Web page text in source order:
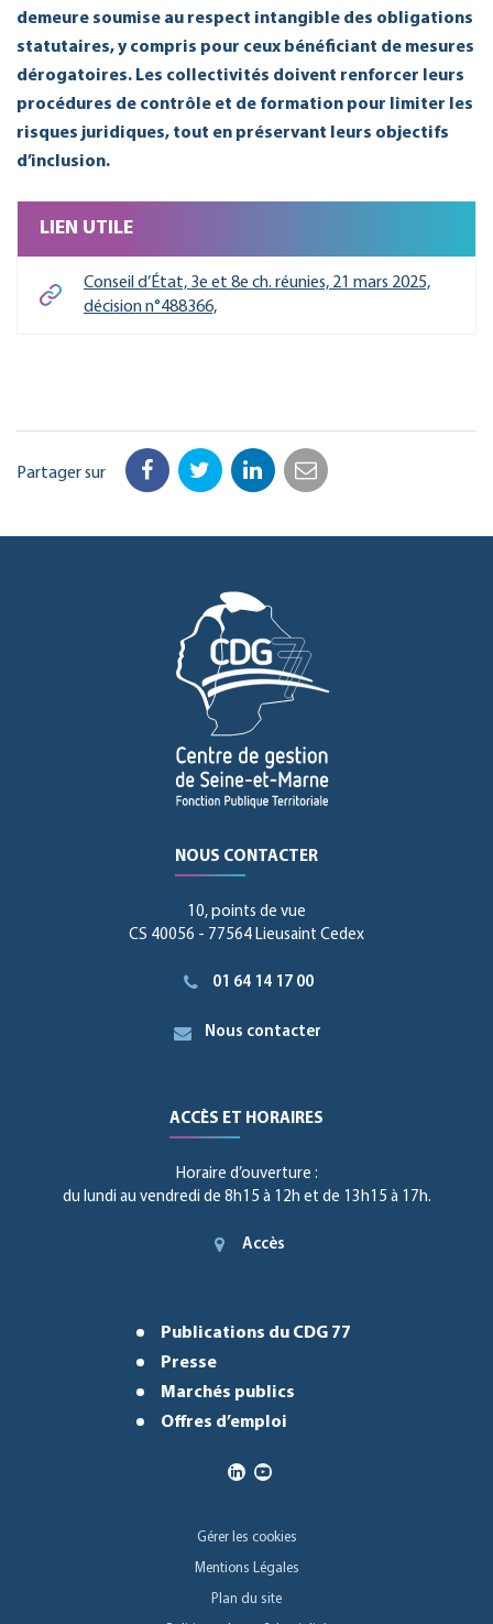
demeure soumise au respect intangible des obligations
statutaires, y compris pour ceux bénéficiant de mesures
dérogatoires. Les collectivités doivent renforcer leurs
procédures de contrôle et de formation pour limiter les
risques juridiques, tout en préservant leurs objectifs
d’inclusion.
LIEN UTILE
Conseil d’État, 3e et 8e ch. réunies, 21 mars 2025,
décision n°488366,
Partager sur Facebook
TwitterLinkedIn
Email
NOUS CONTACTER
10, points de vue
CS 40056 - 77564 Lieusaint Cedex
01 64 14 17 00
Nous contacter
ACCÈS ET HORAIRES
Horaire d’ouverture :
du lundi au vendredi de 8h15 à 12h et de 13h15 à 17h.
Accès
Publications du CDG 77
Presse
Marchés publics
Offres d’emploi
Gérer les cookies
Mentions Légales
Plan du site